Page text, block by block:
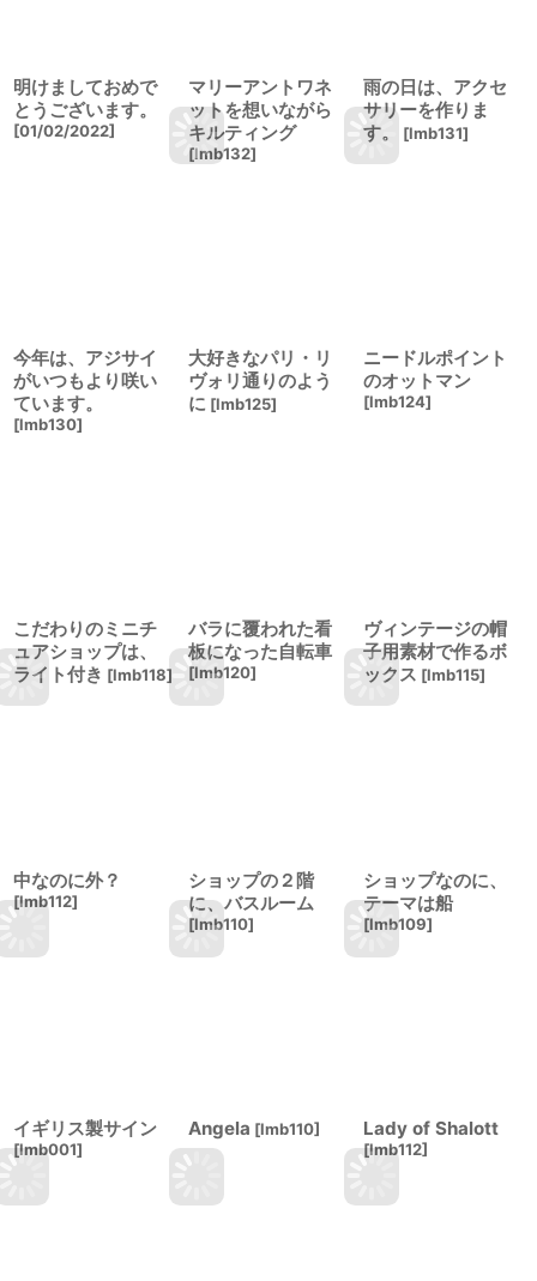
明けましておめで
とうございます。
[01/02/2022]
マリーアントワネ
ットを想いながら
キルティング
[lmb132]
雨の日は、アクセ
サリーを作りま
す。
[lmb131]
今年は、アジサイ
がいつもより咲い
ています。
[lmb130]
大好きなパリ・リ
ヴォリ通りのよう
に [lmb125]
ニードルポイント
のオットマン
[lmb124]
こだわりのミニチ
ュアショップは、
ライト付き [lmb118]
バラに覆われた看
板になった自転車
[lmb120]
ヴィンテージの帽
子用素材で作るボ
ックス [lmb115]
中なのに外？
[lmb112]
ショップの２階
に、バスルーム
[lmb110]
ショップなのに、
テーマは船
[lmb109]
イギリス製サイン
[lmb001]
Angela [lmb110] Lady of Shalott
[lmb112]